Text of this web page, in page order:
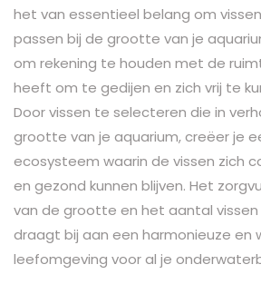
het van essentieel belang om
passen bij de grootte van je
om rekening te houden met de
heeft om te gedijen en zich vrij te
Door vissen te selecteren die in
grootte van je aquarium, creëer je
ecosysteem waarin de vissen zich
en gezond kunnen blijven. Het
van de grootte en het aantal
draagt bij aan een harmonieuze en
leefomgeving voor al je